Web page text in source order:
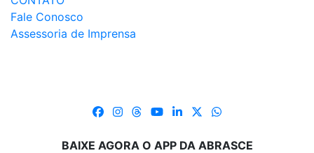
Fale Conosco
Assessoria de Imprensa
BAIXE AGORA O APP DA ABRASCE